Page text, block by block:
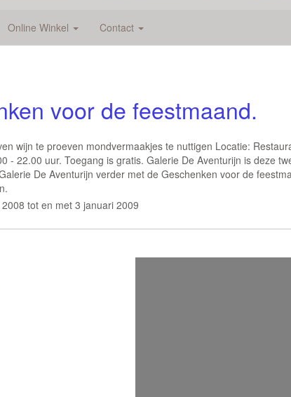
Online Winkel Contact
voor de feestmaand.
wijn te proeven mondvermaakjes te nuttigen Locatie:
- 22.00 uur. Toegang is gratis. Galerie De Aventurijn is deze
De Aventurijn verder met de Geschenken voor de
tot en met 3 januari 2009